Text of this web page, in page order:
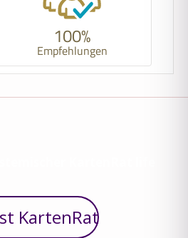
100%
Empfehlungen
KartenRat